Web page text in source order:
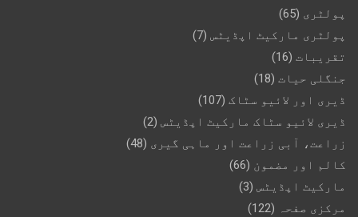
پولٹری (65)
پولٹری مارکیٹ اپڈیٹس (7)
تقریبات (16)
جنگلی حیات (18)
ڈیری اور لائیو سٹاک (107)
ڈیری لائیو سٹاک مارکیٹ اپڈیٹس (2)
زراعت، آبی زراعت اور ماہی گیری (48)
کالم اور مضمون (66)
مارکیٹ اپڈیٹس (3)
مرکزی صفحہ (122)